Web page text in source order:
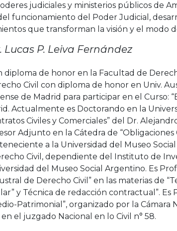
judiciales y ministerios públicos de
funcionamiento del Poder Judicial,
que transforman la visión y el modo
Lucas P. Leiva Fernández
diploma de honor en la Facultad de
Civil con diploma de honor en Univ.
de Madrid para participar en el Curso:
Actualmente es Doctorando en la
Civiles y Comerciales” del Dr.
Adjunto en la Cátedra de “Obligaciones
a la Universidad del Museo
Civil, dependiente del Instituto de
del Museo Social Argentino. Es
de Derecho Civil” en las materias de
y Técnica de redacción contractual”. Es
Patrimonial”, organizado por la Cámara
el juzgado Nacional en lo Civil n° 58.